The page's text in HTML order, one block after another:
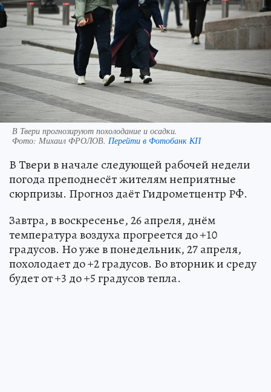
В Твери прогнозируют похолодание и осадки.
Фото: Михаил ФРОЛОВ. Перейти в Фотобанк КП
В Твери в начале следующей рабочей недели
погода преподнесёт жителям неприятные
сюрпризы. Прогноз даёт Гидрометцентр РФ.
Завтра, в воскресенье, 26 апреля, днём
температура воздуха прогреется до +10
градусов. Но уже в понедельник, 27 апреля,
похолодает до +2 градусов. Во вторник и среду
будет от +3 до +5 градусов тепла.